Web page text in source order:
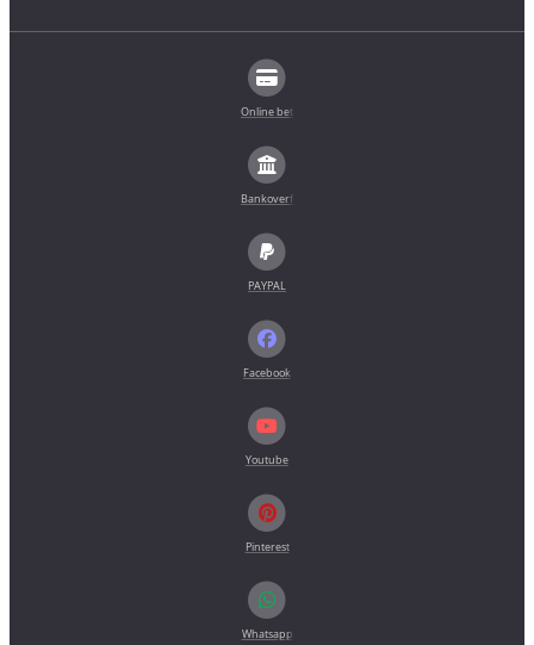
Online betaling
Bankoverførsel (forfaktura)
PAYPAL
Facebook
Youtube
Pinterest
Whatsapp